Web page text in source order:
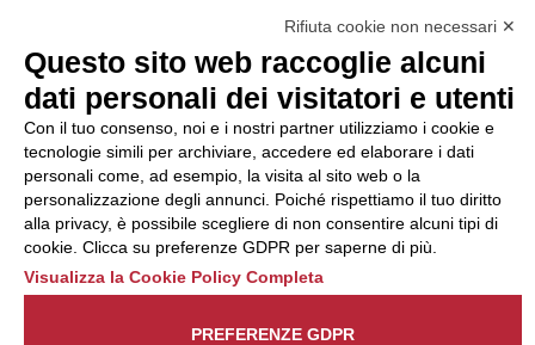
possibile presentare un
reclamo
all’Organismo di
Monitoraggio utilizzando
una delle modalità
descritte al seguente
indirizzo web
https://odm-
agenzielavoro.it/reclami/.
Rifiuta cookie non necessari ✕
Questo sito web raccoglie alcuni
dati personali dei visitatori e utenti
Con il tuo consenso, noi e i nostri partner utilizziamo i cookie e
tecnologie simili per archiviare, accedere ed elaborare i dati
personali come, ad esempio, la visita al sito web o la
personalizzazione degli annunci. Poiché rispettiamo il tuo diritto
alla privacy, è possibile scegliere di non consentire alcuni tipi di
cookie. Clicca su preferenze GDPR per saperne di più.
Visualizza la Cookie Policy Completa
PREFERENZE GDPR